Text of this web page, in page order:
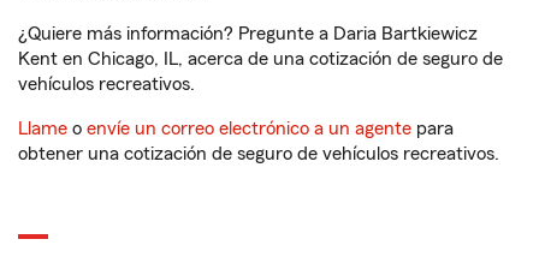
¿Quiere más información? Pregunte a Daria Bartkiewicz
Kent en Chicago, IL, acerca de una cotización de seguro de
vehículos recreativos.
Llame o envíe un correo electrónico a un agente para
obtener una cotización de seguro de vehículos recreativos.